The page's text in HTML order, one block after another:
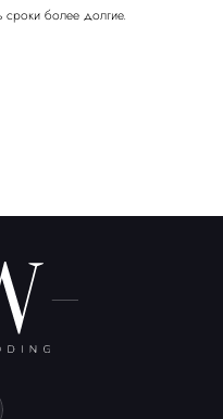
сроки более долгие.